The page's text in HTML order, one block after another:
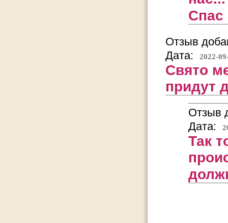
Отзыв
Дата:
2022-
Свято
придут
Отзыв
Дата:
Так